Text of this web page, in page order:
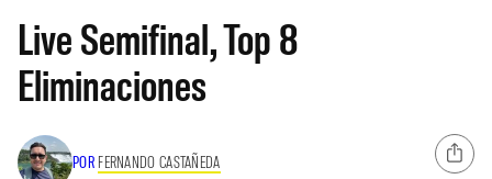
Live Semifinal, Top 8
Eliminaciones
POR FERNANDO CASTAÑEDA